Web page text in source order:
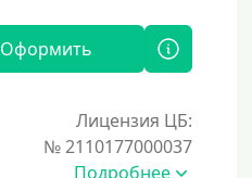
Оформить
Лицензия ЦБ:
№ 2110177000037
Подробнее